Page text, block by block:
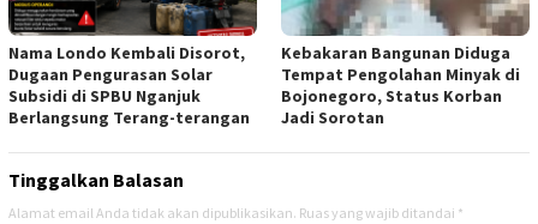
Nama Londo Kembali Disorot,
Dugaan Pengurasan Solar
Subsidi di SPBU Nganjuk
Berlangsung Terang-terangan
Kebakaran Bangunan Diduga
Tempat Pengolahan Minyak di
Bojonegoro, Status Korban
Jadi Sorotan
Tinggalkan Balasan
Alamat email Anda tidak akan dipublikasikan. Ruas yang wajib ditandai *